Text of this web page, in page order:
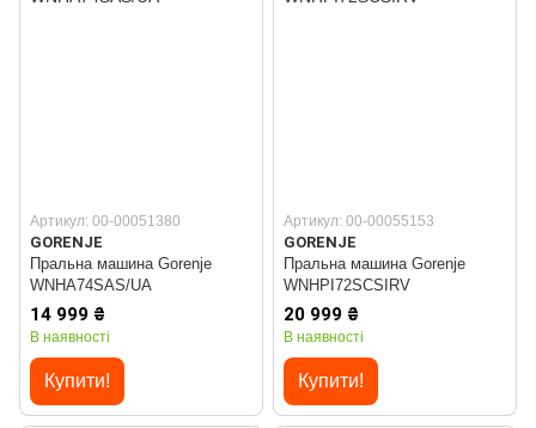
Артикул: 00-00051380
GORENJE
Пральна машина Gorenje
WNHA74SAS/UA
14 999 ₴
В наявності
Купити!
Артикул: 00-00055153
GORENJE
Пральна машина Gorenje
WNHPI72SCSIRV
20 999 ₴
В наявності
Купити!